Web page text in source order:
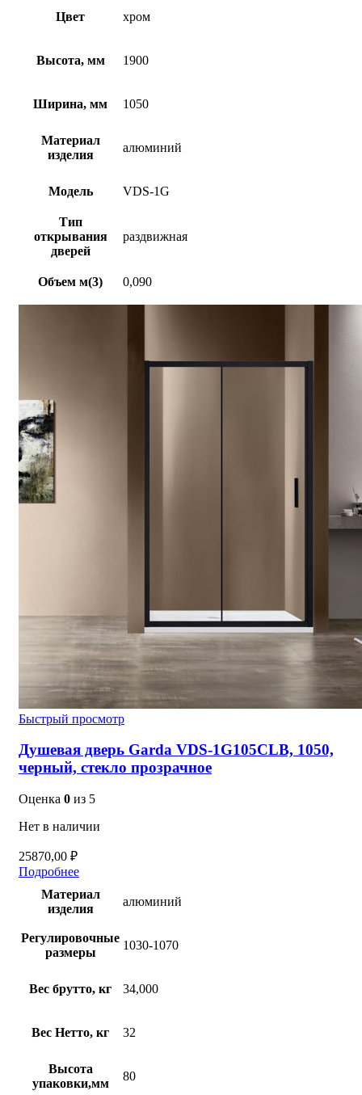
Цвет хром
Высота, мм 1900
Ширина, мм 1050
Материал
изделия
алюминий
Модель VDS-1G
Тип
открывания
дверей
раздвижная
Объем м(3) 0,090
Быстрый просмотр
Душевая дверь Garda VDS-1G105CLB, 1050,
черный, стекло прозрачное
Оценка 0 из 5
Нет в наличии
25870,00 ₽
Подробнее
Материал
изделия
алюминий
Регулировочные
размеры
1030-1070
Вес брутто, кг 34,000
Вес Нетто, кг 32
Высота
упаковки,мм
80